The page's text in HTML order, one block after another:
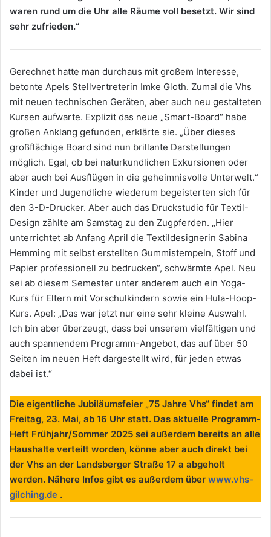
waren rund um die Uhr alle Räume voll besetzt. Wir sind
sehr zufrieden.“
Gerechnet hatte man durchaus mit großem Interesse,
betonte Apels Stellvertreterin Imke Gloth. Zumal die Vhs
mit neuen technischen Geräten, aber auch neu gestalteten
Kursen aufwarte. Explizit das neue „Smart-Board“ habe
großen Anklang gefunden, erklärte sie. „Über dieses
großflächige Board sind nun brillante Darstellungen
möglich. Egal, ob bei naturkundlichen Exkursionen oder
aber auch bei Ausflügen in die geheimnisvolle Unterwelt.“
Kinder und Jugendliche wiederum begeisterten sich für
den 3-D-Drucker. Aber auch das Druckstudio für Textil-
Design zählte am Samstag zu den Zugpferden. „Hier
unterrichtet ab Anfang April die Textildesignerin Sabina
Hemming mit selbst erstellten Gummistempeln, Stoff und
Papier professionell zu bedrucken“, schwärmte Apel. Neu
sei ab diesem Semester unter anderem auch ein Yoga-
Kurs für Eltern mit Vorschulkindern sowie ein Hula-Hoop-
Kurs. Apel: „Das war jetzt nur eine sehr kleine Auswahl.
Ich bin aber überzeugt, dass bei unserem vielfältigen und
auch spannendem Programm-Angebot, das auf über 50
Seiten im neuen Heft dargestellt wird, für jeden etwas
dabei ist.“
Die eigentliche Jubiläumsfeier „75 Jahre Vhs“ findet am
Freitag, 23. Mai, ab 16 Uhr statt. Das aktuelle Programm-
Heft Frühjahr/Sommer 2025 sei außerdem bereits an alle
Haushalte verteilt worden, könne aber auch direkt bei
der Vhs an der Landsberger Straße 17 a abgeholt
werden. Nähere Infos gibt es außerdem über www.vhs-
gilching.de .